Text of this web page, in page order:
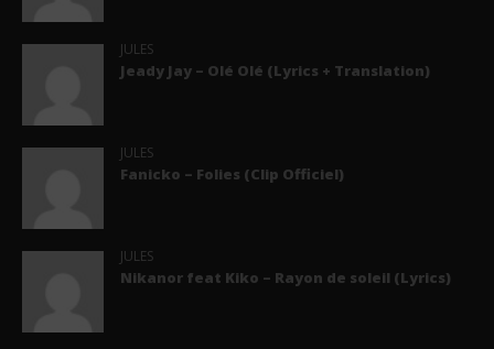
JULES
Jeady Jay – Olé Olé (Lyrics + Translation)
JULES
Fanicko – Folies (Clip Officiel)
JULES
Nikanor feat Kiko – Rayon de soleil (Lyrics)